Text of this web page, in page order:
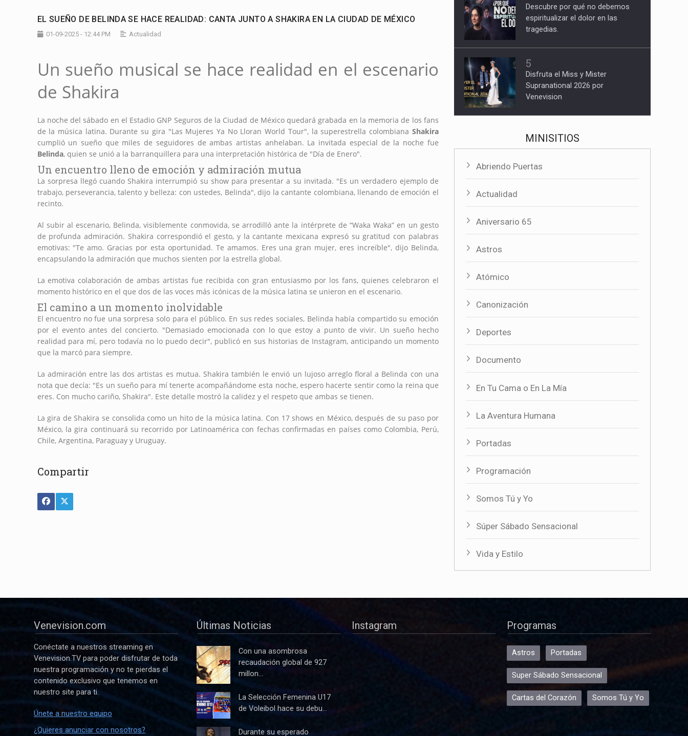
EL SUEÑO DE BELINDA SE HACE REALIDAD: CANTA JUNTO A SHAKIRA EN LA CIUDAD DE MÉXICO
01-09-2025 - 12:44 PM Actualidad
Un sueño musical se hace realidad en el escenario
de Shakira
La noche del sábado en el Estadio GNP Seguros de la Ciudad de México quedará grabada en la memoria de los fans
de la música latina. Durante su gira "Las Mujeres Ya No Lloran World Tour", la superestrella colombiana Shakira
cumplió un sueño que miles de seguidores de ambas artistas anhelaban. La invitada especial de la noche fue
Belinda, quien se unió a la barranquillera para una interpretación histórica de "Día de Enero".
Un encuentro lleno de emoción y admiración mutua
La sorpresa llegó cuando Shakira interrumpió su show para presentar a su invitada. "Es un verdadero ejemplo de
trabajo, perseverancia, talento y belleza: con ustedes, Belinda", dijo la cantante colombiana, llenando de emoción el
recinto.
Al subir al escenario, Belinda, visiblemente conmovida, se arrodilló ante la intérprete de “Waka Waka” en un gesto
de profunda admiración. Shakira correspondió el gesto, y la cantante mexicana expresó su gratitud con palabras
emotivas: "Te amo. Gracias por esta oportunidad. Te amamos. Eres una gran mujer, eres increíble", dijo Belinda,
encapsulando la admiración que muchos sienten por la estrella global.
La emotiva colaboración de ambas artistas fue recibida con gran entusiasmo por los fans, quienes celebraron el
momento histórico en el que dos de las voces más icónicas de la música latina se unieron en el escenario.
El camino a un momento inolvidable
El encuentro no fue una sorpresa solo para el público. En sus redes sociales, Belinda había compartido su emoción
por el evento antes del concierto. "Demasiado emocionada con lo que estoy a punto de vivir. Un sueño hecho
realidad para mí, pero todavía no lo puedo decir", publicó en sus historias de Instagram, anticipando un momento
que la marcó para siempre.
La admiración entre las dos artistas es mutua. Shakira también le envió un lujoso arreglo floral a Belinda con una
nota que decía: "Es un sueño para mí tenerte acompañándome esta noche, espero hacerte sentir como la reina que
eres. Con mucho cariño, Shakira". Este detalle mostró la calidez y el respeto que ambas se tienen.
La gira de Shakira se consolida como un hito de la música latina. Con 17 shows en México, después de su paso por
México, la gira continuará su recorrido por Latinoamérica con fechas confirmadas en países como Colombia, Perú,
Chile, Argentina, Paraguay y Uruguay.
Compartir
Descubre por qué no debemos
espiritualizar el dolor en las
tragedias.
5
Disfruta el Miss y Mister
Supranational 2026 por
Venevision
MINISITIOS
Abriendo Puertas
Actualidad
Aniversario 65
Astros
Atómico
Canonización
Deportes
Documento
En Tu Cama o En La Mía
La Aventura Humana
Portadas
Programación
Somos Tú y Yo
Súper Sábado Sensacional
Vida y Estilo
Venevision.com
Conéctate a nuestros streaming en
Venevision.TV para poder disfrutar de toda
nuestra programación y no te pierdas el
contenido exclusivo que tenemos en
nuestro site para ti.
Únete a nuestro equipo
¿Quieres anunciar con nosotros?
Últimas Noticias
Con una asombrosa
recaudación global de 927
millon...
La Selección Femenina U17
de Voleibol hace su debu...
Durante su esperado
Instagram Programas
Astros Portadas
Super Sábado Sensacional
Cartas del Corazón Somos Tú y Yo